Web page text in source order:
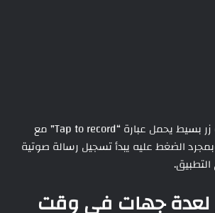
ويظهر داخل الويدجت زر بسيط يحمل عبارة “Tap to record” مع
الضغط عليه يبدأ تسجيل رسالة صوتية
لعدة جهات في وقت